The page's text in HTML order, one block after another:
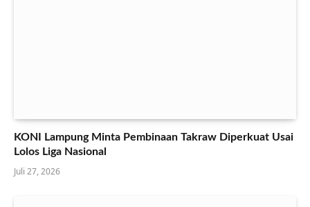
KONI Lampung Minta Pembinaan Takraw Diperkuat Usai
Lolos Liga Nasional
Juli 27, 2026